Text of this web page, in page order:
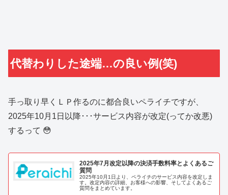
代替わりした途端…の良い例(笑)
手っ取り早くＬＰ作るのに都合良いペライチですが、
2025年10月1日以降･･･サービス内容が改定(ってか改悪)
するって 😳
2025年7月改定以降の決済手数料率とよくあるご
質問
2025年10月1日より、ペライチのサービス内容を改定しま
す。改定内容の詳細、お客様への影響、そしてよくあるご
質問をまとめています。